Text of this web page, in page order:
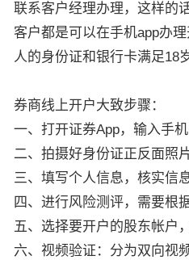
联系客户经理办理，这样的
客户都是可以在手机app办
人的身份证和银行卡满足18
券商线上开户大致步骤：
一、打开证券App，输入手
二、拍摄好身份证正反面照
三、填写个人信息，核实信
四、进行风险测评，需要根
五、选择要开户的股东帐户
六、视频验证：分为双向视